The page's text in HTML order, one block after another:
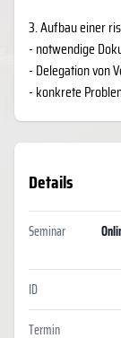
3. Aufbau einer
- notwendige
- Delegation von
- konkrete
Details
Seminar
ID
Termin